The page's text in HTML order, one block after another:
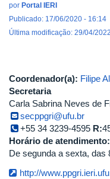
por Portal IERI
Publicado: 17/06/2020 - 16:14
Última modificação: 29/04/
Coordenador(a): Filipe
Secretaria
Carla Sabrina Neves de
secppgri@ufu.br
+55 34 3239-4595 R:
Horário de atendimento:
De segunda a sexta, das
http://